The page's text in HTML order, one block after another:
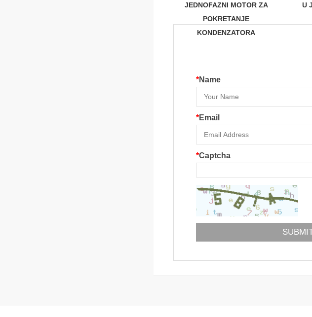
JEDNOFAZNI MOTOR ZA
POKRETANJE
KONDENZATORA
U
*Name
*Email
*Captcha